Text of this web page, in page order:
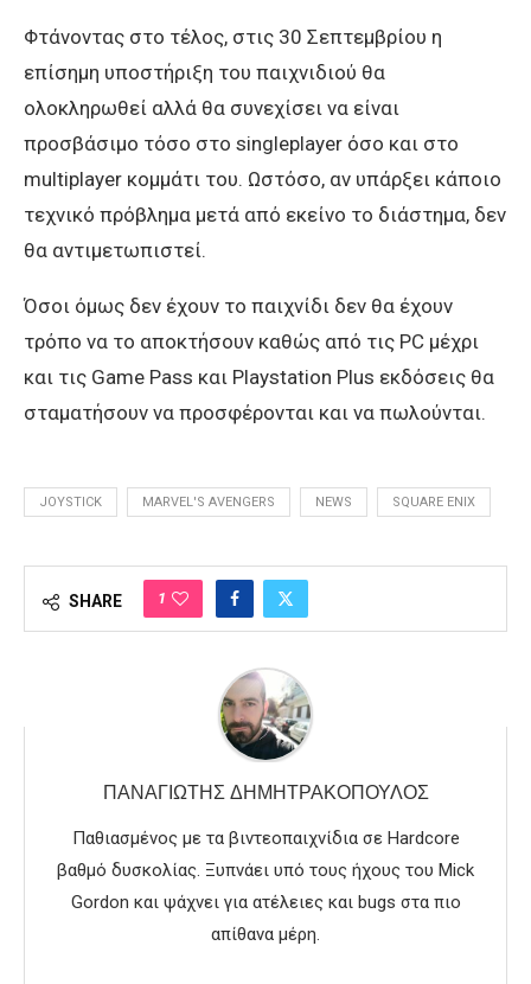
Φτάνοντας στο τέλος, στις 30 Σεπτεμβρίου η
επίσημη υποστήριξη του παιχνιδιού θα
ολοκληρωθεί αλλά θα συνεχίσει να είναι
προσβάσιμο τόσο στο singleplayer όσο και στο
multiplayer κομμάτι του. Ωστόσο, αν υπάρξει κάποιο
τεχνικό πρόβλημα μετά από εκείνο το διάστημα, δεν
θα αντιμετωπιστεί.
Όσοι όμως δεν έχουν το παιχνίδι δεν θα έχουν
τρόπο να το αποκτήσουν καθώς από τις PC μέχρι
και τις Game Pass και Playstation Plus εκδόσεις θα
σταματήσουν να προσφέρονται και να πωλούνται.
JOYSTICK MARVEL'S AVENGERS NEWS SQUARE ENIX
SHARE 1
ΠΑΝΑΓΙΏΤΗΣ ΔΗΜΗΤΡΑΚΌΠΟΥΛΟΣ
Παθιασμένος με τα βιντεοπαιχνίδια σε Hardcore
βαθμό δυσκολίας. Ξυπνάει υπό τους ήχους του Mick
Gordon και ψάχνει για ατέλειες και bugs στα πιο
απίθανα μέρη.